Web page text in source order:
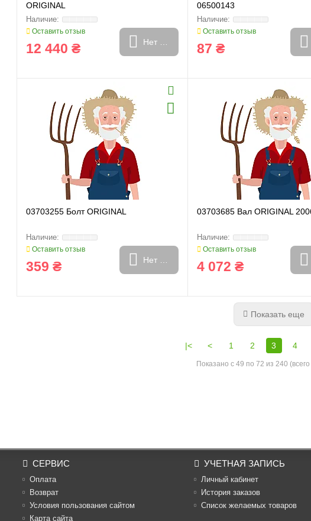
ORIGINAL
Оставить отзыв
12 440 ₴ Нет в наличии
06500143
Оставить отзыв
87 ₴
03703255 Болт ORIGINAL
Оставить отзыв
359 ₴ Нет в наличии
03703685 Вал ORIGINAL
Оставить отзыв
4 072 ₴
Показать еще
|< < 1 2 3 4
Показано с 49 по 72 из 240
СЕРВИС
Оплата
Возврат
Условия пользования сайтом
Карта сайта
УЧЕТНАЯ ЗАПИСЬ
Личный кабинет
История заказов
Список желаемых товаров